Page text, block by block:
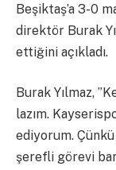
Beşiktaş’a 3-0
direktör Burak
ettiğini açıkladı.
Burak Yılmaz,
lazım.
ediyorum.
şerefli görevi